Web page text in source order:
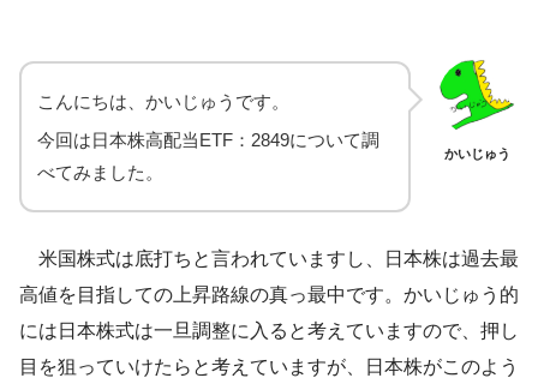
かいじゅう
こんにちは、かいじゅうです。
今回は日本株高配当ETF：2849について調
べてみました。
米国株式は底打ちと言われていますし、日本株は過去最
高値を目指しての上昇路線の真っ最中です。かいじゅう的
には日本株式は一旦調整に入ると考えていますので、押し
目を狙っていけたらと考えていますが、日本株がこのよう